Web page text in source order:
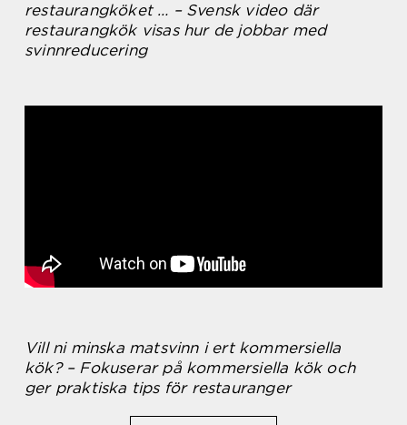
restaurangköket … – Svensk video där
restaurangkök visas hur de jobbar med
svinnreducering
Vill ni minska matsvinn i ert kommersiella
kök? – Fokuserar på kommersiella kök och
ger praktiska tips för restauranger